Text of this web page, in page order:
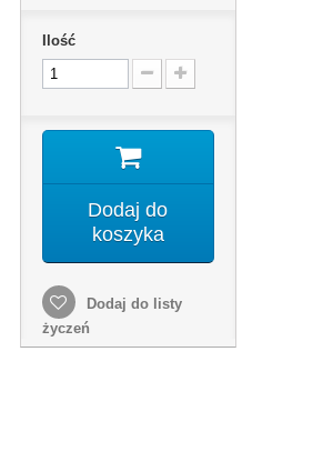
Ilość
Dodaj do
koszyka
Dodaj do listy
życzeń